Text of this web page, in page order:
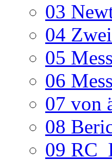
03
04
05
06
07 von
08
09